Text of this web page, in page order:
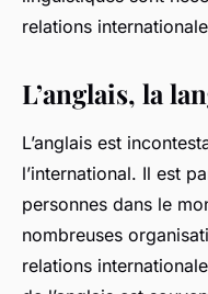
relations
L’anglais, la
L’anglais est
l’international. Il est
personnes dans le
nombreuses
relations